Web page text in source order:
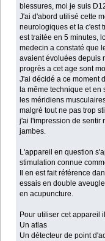
blessures, moi je suis
J'ai d'abord utilisé cette
neurologiques et la c'est
est traitée en 5 minutes,
medecin a constaté que
avaient évoluées depuis
progrès a cet age sont
J'ai décidé a ce moment
la même technique et en
les méridiens
malgré tout ne pas trop
j'ai l'impression de sentir
jambes.
L'appareil en question
stimulation connue
Il en est fait référence
essais en double
en acupuncture.
Pour utiliser cet appareil
Un atlas
Un détecteur de point